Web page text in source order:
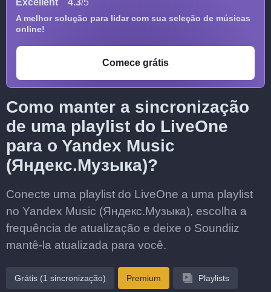
Excellent 4.3/5
A melhor solução para lidar com sua seleção de músicas
online!
Comece grátis
Como manter a sincronização
de uma playlist do LiveOne
para o Yandex Music
(Яндекс.Музыка)?
Conecte uma playlist do LiveOne a uma playlist
no Yandex Music (Яндекс.Музыка), escolha a
frequência de atualização e deixe o Soundiiz
mantê-la atualizada para você.
Grátis (1 sincronização) Premium Playlists